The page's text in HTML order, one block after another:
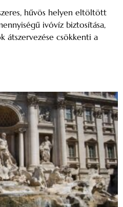
hűvös helyen eltöltött
ivóvíz biztosítása,
átszervezése csökkenti a